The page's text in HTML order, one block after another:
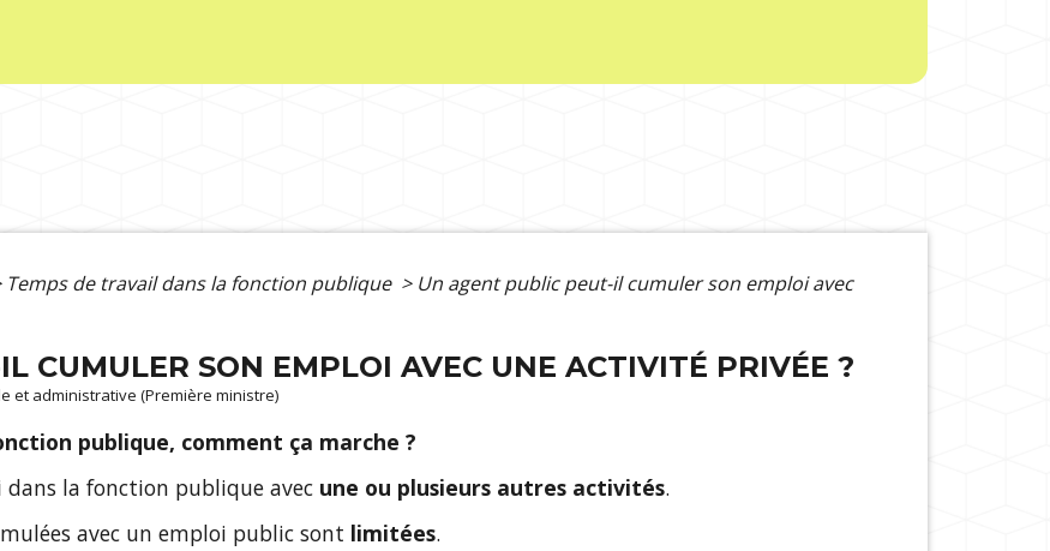
Temps de travail dans la fonction publique > Un agent public peut-il cumuler son emploi avec
CUMULER SON EMPLOI AVEC UNE ACTIVITÉ PRIVÉE ?
et administrative (Première ministre)
publique, comment ça marche ?
la fonction publique avec une ou plusieurs autres activités.
avec un emploi public sont limitées.